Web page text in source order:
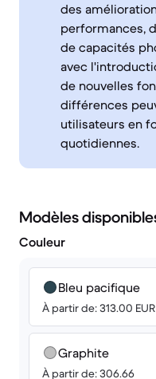
des
performances,
de capacités
avec
de nouvelles
différences
utilisateurs en
quotidiennes.
Modèles
Couleur
Bleu pacifique
À partir de: 313.00 EUR
Graphite
À partir de: 306.66